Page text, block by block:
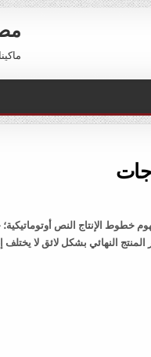
ماكينات
خطوط الإنتاج النص
النهائي بشكل لائق لا يختلف